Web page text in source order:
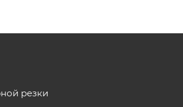
резки